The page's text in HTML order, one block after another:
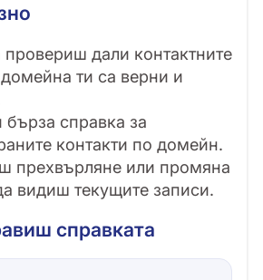
дали контактните
ти са верни и
бърза справка за
контакти по домейн.
прехвърляне или промяна
видиш текущите записи.
справката